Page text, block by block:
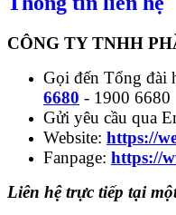
CÔNG TY TNHH
Gọi đến Tổng đài
6680 - 1900 6680
Gửi yêu cầu qua
Website: https://
Fanpage: https://
Liên hệ trực tiếp tại